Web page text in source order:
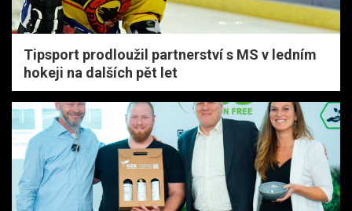
Tipsport prodloužil partnerství s MS v ledním
hokeji na dalších pět let